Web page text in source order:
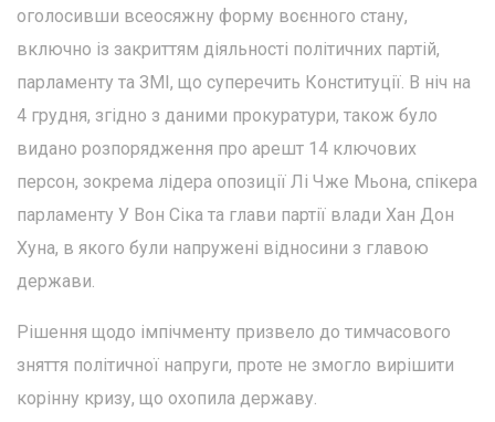
оголосивши всеосяжну форму воєнного стану,
включно із закриттям діяльності політичних партій,
парламенту та ЗМІ, що суперечить Конституції. В ніч на
4 грудня, згідно з даними прокуратури, також було
видано розпорядження про арешт 14 ключових
персон, зокрема лідера опозиції Лі Чже Мьона, спікера
парламенту У Вон Сіка та глави партії влади Хан Дон
Хуна, в якого були напружені відносини з главою
держави.
Рішення щодо імпічменту призвело до тимчасового
зняття політичної напруги, проте не змогло вирішити
корінну кризу, що охопила державу.